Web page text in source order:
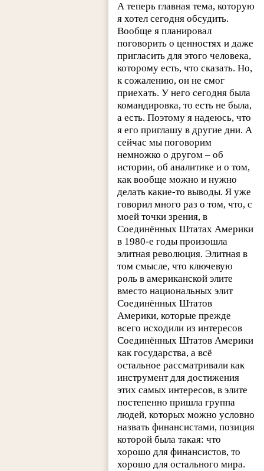
А теперь главная тема, которую
я хотел сегодня обсудить.
Вообще я планировал
поговорить о ценностях и даже
пригласить для этого человека,
которому есть, что сказать. Но,
к сожалению, он не смог
приехать. У него сегодня была
командировка, то есть не была,
а есть. Поэтому я надеюсь, что
я его приглашу в другие дни. А
сейчас мы поговорим
немножко о другом – об
истории, об аналитике и о том,
как вообще можно и нужно
делать какие-то выводы. Я уже
говорил много раз о том, что, с
моей точки зрения, в
Соединённых Штатах Америки
в 1980-е годы произошла
элитная революция. Элитная в
том смысле, что ключевую
роль в американской элите
вместо национальных элит
Соединённых Штатов
Америки, которые прежде
всего исходили из интересов
Соединённых Штатов Америки
как государства, а всё
остальное рассматривали как
инструмент для достижения
этих самых интересов, в элите
постепенно пришла группа
людей, которых можно условно
назвать финансистами, позиция
которой была такая: что
хорошо для финансистов, то
хорошо для остального мира.